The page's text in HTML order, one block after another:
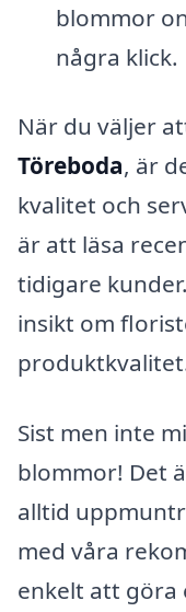
blommor
några klick.
När du väljer
Töreboda, är
kvalitet och
är att läsa
tidigare
insikt om
Sist men inte
blommor! Det
alltid
med våra
enkelt att göra